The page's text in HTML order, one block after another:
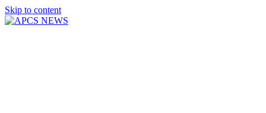
Skip to content